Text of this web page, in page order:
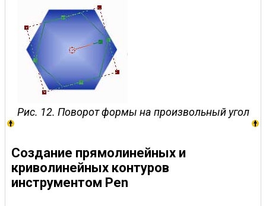
Рис. 12. Поворот формы на произвольный угол
Создание прямолинейных и
криволинейных контуров
инструментом Pen